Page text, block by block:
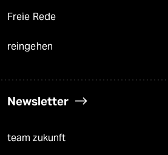
Freie Rede
reingehen
Newsletter
team zukunft